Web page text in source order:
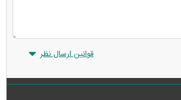
قوانین ارسال نظر